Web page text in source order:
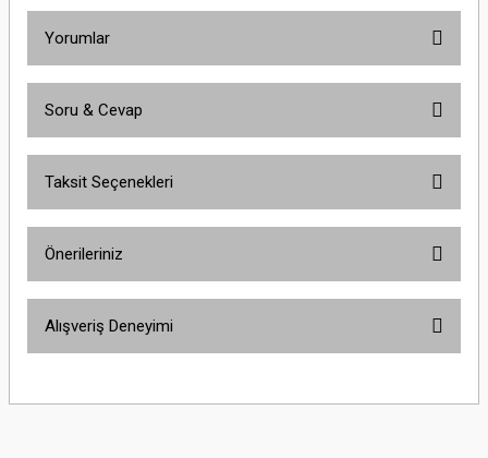
Yorumlar
Soru & Cevap
Taksit Seçenekleri
Önerileriniz
yetersiz gördüğünüz noktaları öneri formunu kullanarak tarafımıza
Alışveriş Deneyimi